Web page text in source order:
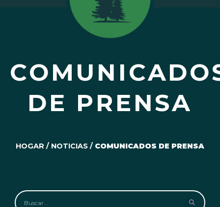
DE PRENSA
HOGAR / NOTICIAS / COMUNICADOS DE PRENSA